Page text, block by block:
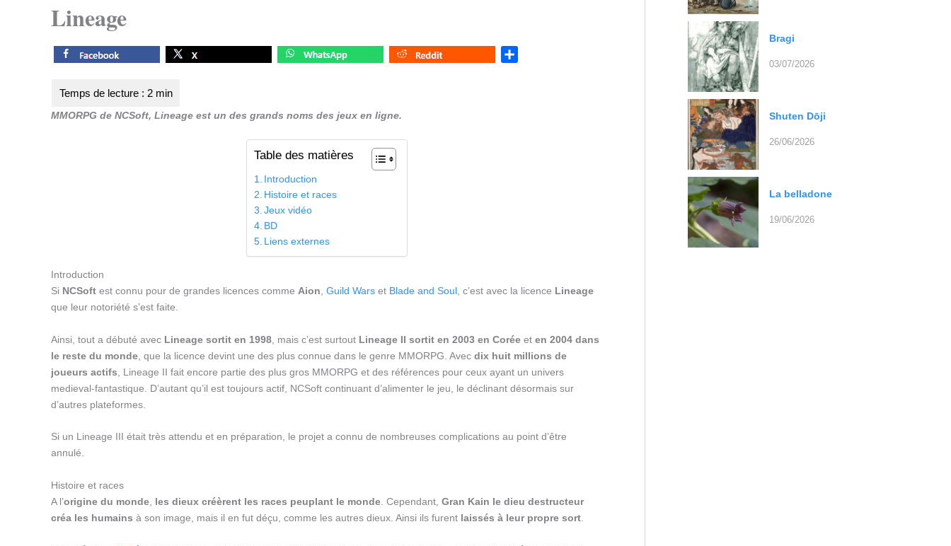
Lineage
MMORPG de NCSoft, Lineage est un des grands noms des jeux en ligne.
Table des matières
Introduction
Histoire et races
Jeux vidéo
BD
Liens externes
Introduction
Si NCSoft est connu pour de grandes licences comme Aion, Guild Wars et Blade and Soul, c’est avec la licence Lineage
que leur notoriété s’est faite.
Ainsi, tout a débuté avec Lineage sortit en 1998 , mais c’est surtout Lineage II sortit en 2003 en Corée et en 2004 dans
le reste du monde , que la licence devint une des plus connue dans le genre MMORPG. Avec dix huit millions de
joueurs actifs , Lineage II fait encore partie des plus gros MMORPG et des références pour ceux ayant un univers
medieval-fantastique. D’autant qu’il est toujours actif, NCSoft continuant d’alimenter le jeu, le déclinant désormais sur
d’autres plateformes.
Si un Lineage III était très attendu et en préparation, le projet a connu de nombreuses complications au point d’être
annulé.
Histoire et races
A l’origine du monde les dieux créèrent les races peuplant le monde . Cependant, Gran Kain le dieu destructeur
créa les humains à son image, mais il en fut déçu, comme les autres dieux. Ainsi ils furent laissés à leur propre sort
Bragi
03/07/2026
Shuten Dōji
26/06/2026
La belladone
19/06/2026